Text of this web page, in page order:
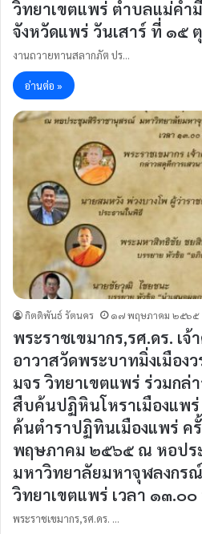
วิทยาเขตแพร่ ตำบลแม่คำ
จังหวัดแพร่ วันเสาร์ ที่ ๑๕
งานถวายทานสลากภัต ปร…
อ่านต่อ »
กิตติพันธ์ รัตนคร ๑๗ พฤษภาคม ๒๕๖๕
พระราชเขมากร,รศ.ดร. เ
อาวาสวัดพระบาทมิ่งเมือง
มจร วิทยาเขตแพร่ ร่วมกล่
สืบค้นปฏิหินโหราเมืองแพ
ค้นตำราปฏิทินเมืองแพร่ ค
พฤษภาคม ๒๕๖๕ ณ หอปร
มหาวิทยาลัยมหาจุฬลงกร
วิทยาเขตแพร่ เวลา ๑๓.๐๐
พระราชเขมากร,รศ.ดร. …